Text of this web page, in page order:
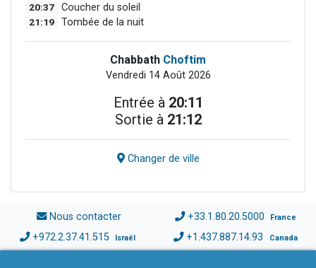
20:37 Coucher du soleil
21:19 Tombée de la nuit
Chabbath Choftim
Vendredi 14 Août 2026
Entrée à 20:11
Sortie à 21:12
Changer de ville
Nous contacter +33.1.80.20.5000 France
+972.2.37.41.515 Israël +1.437.887.14.93 Canada